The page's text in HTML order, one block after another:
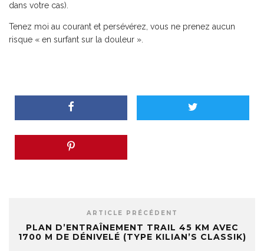
dans votre cas).
Tenez moi au courant et persévérez, vous ne prenez aucun
risque « en surfant sur la douleur ».
ARTICLE PRÉCÉDENT
PLAN D’ENTRAÎNEMENT TRAIL 45 KM AVEC
1700 M DE DÉNIVELÉ (TYPE KILIAN’S CLASSIK)